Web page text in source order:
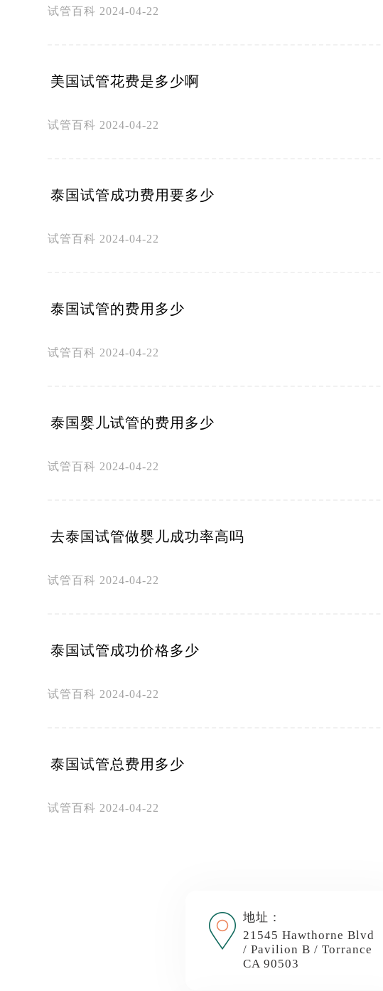
试管百科 2024-04-22
美国试管花费是多少啊
试管百科 2024-04-22
泰国试管成功费用要多少
试管百科 2024-04-22
泰国试管的费用多少
试管百科 2024-04-22
泰国婴儿试管的费用多少
试管百科 2024-04-22
去泰国试管做婴儿成功率高吗
试管百科 2024-04-22
泰国试管成功价格多少
试管百科 2024-04-22
泰国试管总费用多少
试管百科 2024-04-22
地址：
21545 Hawthorne Blvd
/ Pavilion B / Torrance
CA 90503